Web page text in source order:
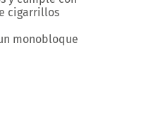
cigarrillos
monobloque